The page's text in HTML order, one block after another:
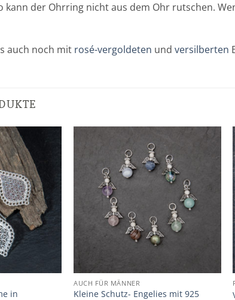
kann der Ohrring nicht aus dem Ohr rutschen.
auch noch mit rosé-vergoldeten und versilberten
Zur
Wunschliste
hinzufügen
in
Wunschliste
hinzufügen
AUCH FÜR MÄNNER
Kleine Schutz- Engelies mit 925